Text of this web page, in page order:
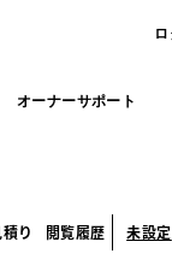
オーナーサポート
り 閲覧履歴 未設定